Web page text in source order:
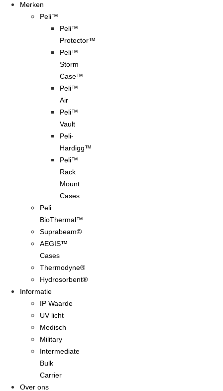
Merken
Peli™
Peli™
Protector™
Peli™
Storm
Case™
Peli™
Air
Peli™
Vault
Peli-
Hardigg™
Peli™
Rack
Mount
Cases
Peli
BioThermal™
Suprabeam©
AEGIS™
Cases
Thermodyne®
Hydrosorbent®
Informatie
IP Waarde
UV licht
Medisch
Military
Intermediate
Bulk
Carrier
Over ons